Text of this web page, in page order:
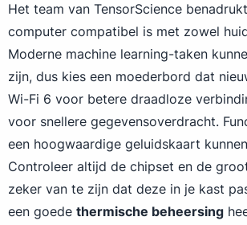
Het team van TensorScience
computer compatibel is met zowel
Moderne machine learning-taken
zijn, dus kies een moederbord dat
Wi-Fi 6 voor betere draadloze
voor snellere gegevensoverdracht.
een hoogwaardige geluidskaart
Controleer altijd de chipset en de
zeker van te zijn dat deze in je kast
een goede thermische beheersing